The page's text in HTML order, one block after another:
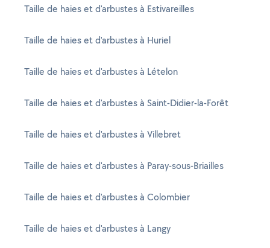
Taille de haies et d'arbustes à Estivareilles
Taille de haies et d'arbustes à Huriel
Taille de haies et d'arbustes à Lételon
Taille de haies et d'arbustes à Saint-Didier-la-Forêt
Taille de haies et d'arbustes à Villebret
Taille de haies et d'arbustes à Paray-sous-Briailles
Taille de haies et d'arbustes à Colombier
Taille de haies et d'arbustes à Langy